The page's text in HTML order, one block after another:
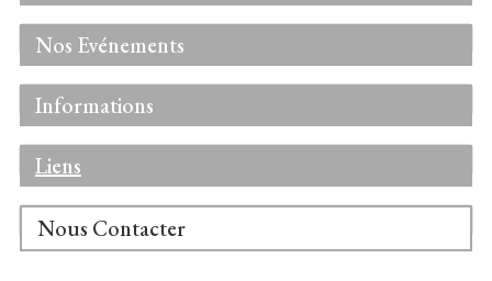
Nos Evénements
Informations
Liens
Nous Contacter